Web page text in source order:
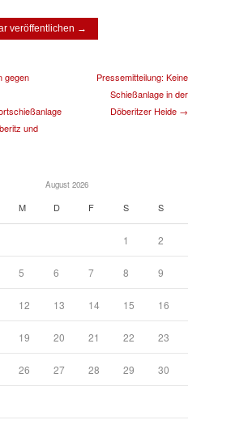
gegen
und
Pressemitteilung: Keine
Schießanlage in der
Döberitzer Heide →
August 2026
M D F S S
1 2
5 6 7 8 9
12 13 14 15 16
19 20 21 22 23
26 27 28 29 30